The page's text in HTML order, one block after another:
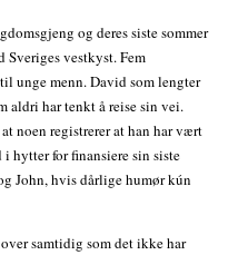
og deres siste sommer
Sveriges vestkyst. Fem
unge menn. David som lengter
aldri har tenkt å reise sin vei.
noen registrerer at han har vært
hytter for finansiere sin siste
John, hvis dårlige humør kún
samtidig som det ikke har